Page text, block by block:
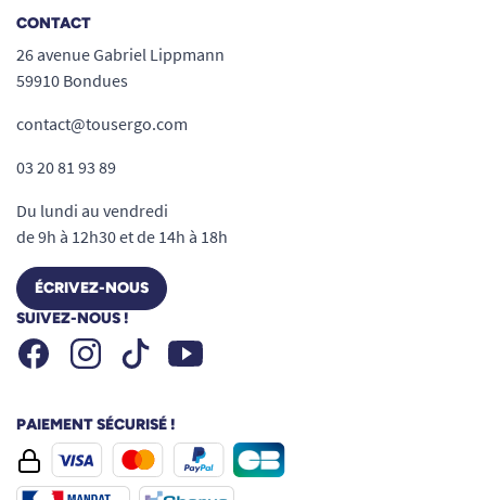
CONTACT
26 avenue Gabriel Lippmann
59910 Bondues
contact@tousergo.com
03 20 81 93 89
Du lundi au vendredi
de 9h à 12h30 et de 14h à 18h
ÉCRIVEZ-NOUS
SUIVEZ-NOUS !
FacebookInstagramTiktok Youtube
PAIEMENT SÉCURISÉ !